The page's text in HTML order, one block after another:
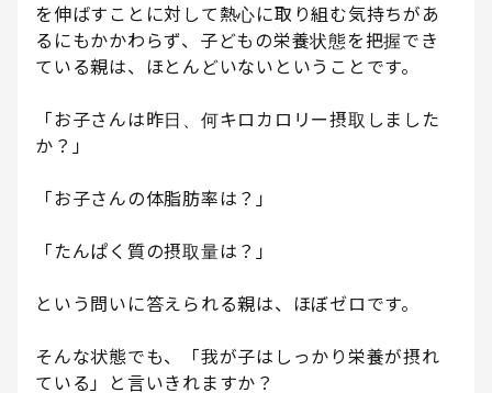
を伸ばすことに対して熱心に取り組む気持ちがあ
るにもかかわらず、子どもの栄養状態を把握でき
ている親は、ほとんどいないということです。
「お子さんは昨日、何キロカロリー摂取しました
か？」
「お子さんの体脂肪率は？」
「たんぱく質の摂取量は？」
という問いに答えられる親は、ほぼゼロです。
そんな状態でも、「我が子はしっかり栄養が摂れ
ている」と言いきれますか？